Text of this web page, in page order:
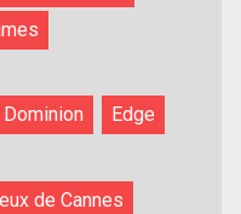
Dominion
Edge
de Cannes